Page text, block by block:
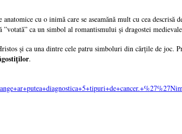
cu o inimă care se aseamănă mult cu cea descrisă
ca un simbol al romantismului şi dragostei
şi ca una dintre cele patru simboluri din cărţile de joc.
.